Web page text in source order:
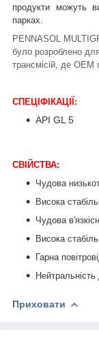
продукти можуть
парках.
PENNASOL
було розроблено
трансмісій, де OEM
СПЕЦІФІКАЦІЇ:
API GL 5
СВІЙСТВА:
Чудова
Висока
Чудова
Висока
Гарна
Приховати